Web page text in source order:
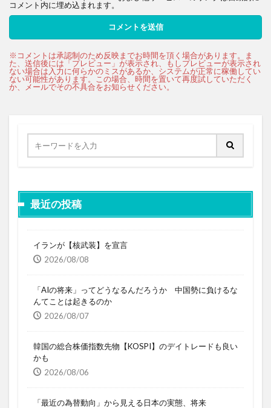
コメント内に埋め込まれます。
最近の投稿
イランが【核武装】を宣言
2026/08/08
「AIの将来」ってどうなるんだろうか 中国勢に負けるな
んてことは起きるのか
2026/08/07
韓国の総合株価指数先物【KOSPI】のデイトレードも良い
かも
2026/08/06
「最近の為替動向」から見える日本の実態、将来